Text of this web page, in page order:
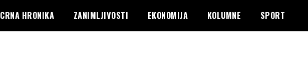
CRNA HRONIKA ZANIMLJIVOSTI EKONOMIJA KOLUMNE SPORT